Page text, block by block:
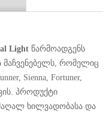
Light წარმოადგენს
მაჩვენებელს, რომელიც
Sienna, Fortuner,
პროდუქტი
ხილვადობასა და